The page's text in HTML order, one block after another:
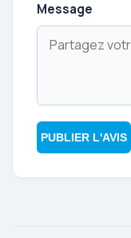
Message
PUBLIER L'AVIS